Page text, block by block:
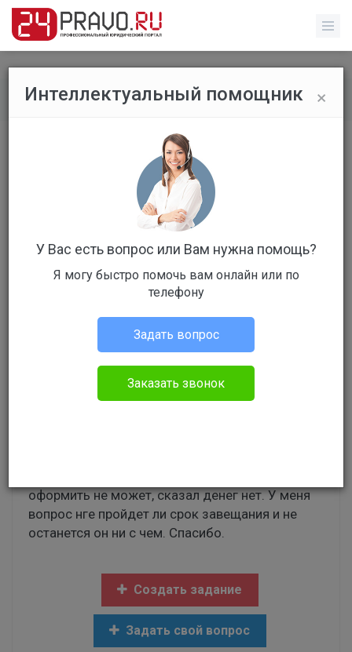
Все вопросы / Без указания категории
Без названия
Вопрос уже решен
Добрый вечер! У моего мужа осталось
оформить не может, сказал денег нет. У меня
вопрос нге пройдет ли срок завещания и не
останется он ни с чем. Спасибо.
Создать задание
Задать свой вопрос
×
Интеллектуальный помощник
У Вас есть вопрос или Вам нужна помощь?
Я могу быстро помочь вам онлайн или по
телефону
Задать вопрос
Заказать звонок